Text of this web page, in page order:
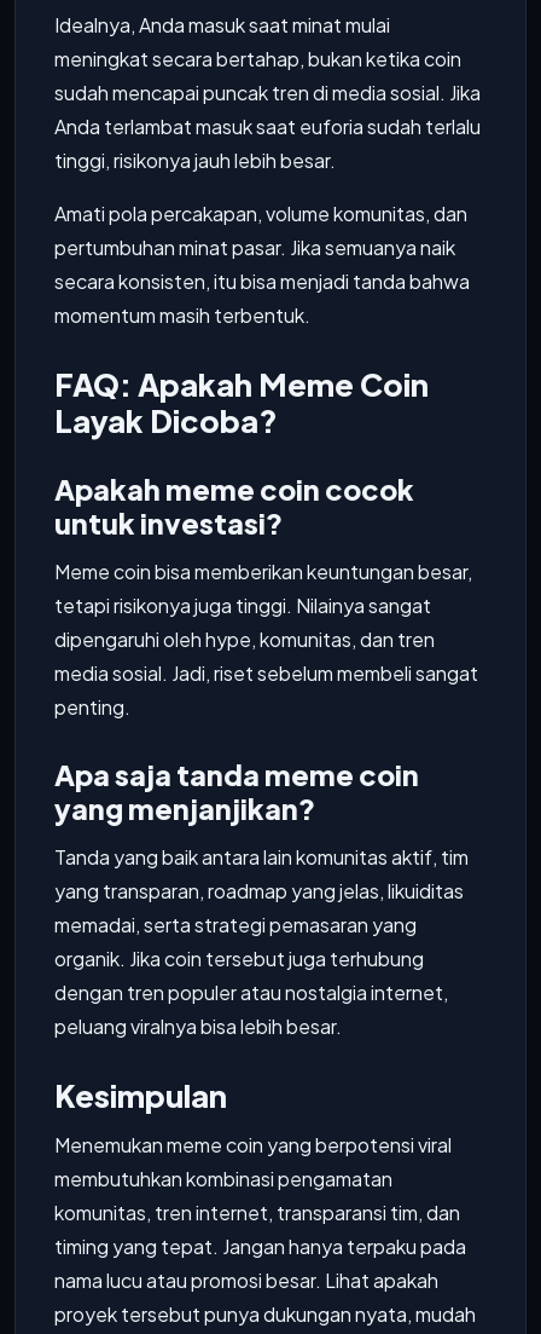
Idealnya, Anda masuk saat minat mulai
meningkat secara bertahap, bukan ketika coin
sudah mencapai puncak tren di media sosial. Jika
Anda terlambat masuk saat euforia sudah terlalu
tinggi, risikonya jauh lebih besar.
Amati pola percakapan, volume komunitas, dan
pertumbuhan minat pasar. Jika semuanya naik
secara konsisten, itu bisa menjadi tanda bahwa
momentum masih terbentuk.
FAQ: Apakah Meme Coin
Layak Dicoba?
Apakah meme coin cocok
untuk investasi?
Meme coin bisa memberikan keuntungan besar,
tetapi risikonya juga tinggi. Nilainya sangat
dipengaruhi oleh hype, komunitas, dan tren
media sosial. Jadi, riset sebelum membeli sangat
penting.
Apa saja tanda meme coin
yang menjanjikan?
Tanda yang baik antara lain komunitas aktif, tim
yang transparan, roadmap yang jelas, likuiditas
memadai, serta strategi pemasaran yang
organik. Jika coin tersebut juga terhubung
dengan tren populer atau nostalgia internet,
peluang viralnya bisa lebih besar.
Kesimpulan
Menemukan meme coin yang berpotensi viral
membutuhkan kombinasi pengamatan
komunitas, tren internet, transparansi tim, dan
timing yang tepat. Jangan hanya terpaku pada
nama lucu atau promosi besar. Lihat apakah
proyek tersebut punya dukungan nyata, mudah